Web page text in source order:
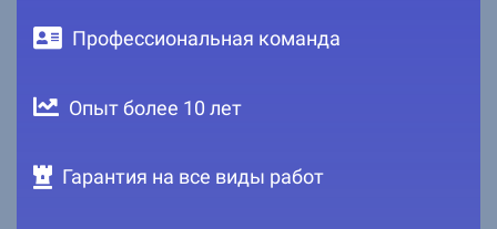
Профессиональная команда
Опыт более 10 лет
Гарантия на все виды работ